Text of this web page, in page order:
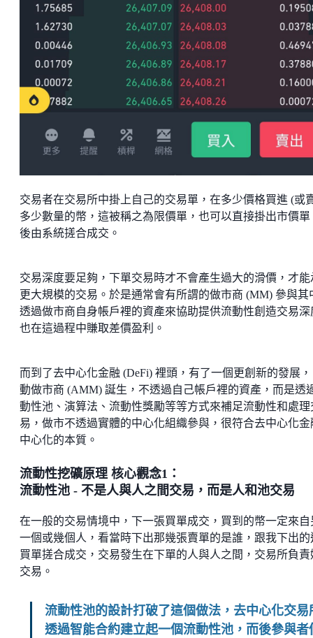
交易者在交易所中掛上自己的交易單，在多少價格買進 (或
多少數量的幣，這被稱之為限價單，也可以直接掛出市價單
後由系統搓合成交。
交易深度要足夠，下單交易時才不會產生過大的滑價，才能
更大規模的交易。於是通常會有所謂的做市商 (MM) 參與其
透過做市商自身帳戶裡的資產來協助提供流動性創造交易深
也在這過程中賺取差價盈利。
而到了去中心化金融 (DeFi) 裡頭，有了一個更創新的發展
動做市商 (AMM) 誕生，不透過自己帳戶裡的資產，而是透
動性池、演算法、流動性獎勵等等方式來補足流動性和處理
易，做市不透過實體的中心化組織參與，很符合去中心化金
中心化的本質。
流動性挖礦原理 核心觀念1：
流動性池 - 不是人與人之間交易，而是人和池交易
在一般的交易情境中，下一張買單成交，買到的幣一定來自
一個或幾個人，看當時下出那幾張賣單的是誰，跟我下出的
買單搓合成交，交易發生在下單的人與人之間，交易所負責
交易。
流動性池的設計打破了這個做法，去中心化交易
透過智能合約建立起一個流動性池，而後參與者